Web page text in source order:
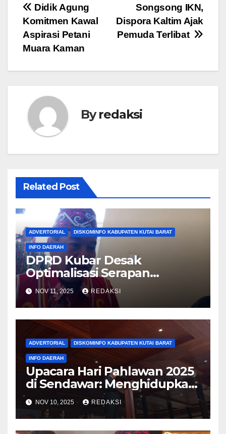
Navigasi
pos
Songsong IKN,
Dispora Kaltim Ajak
Pemuda Terlibat
Didik Agung
Komitmen Kawal
Aspirasi Petani
Muara Kaman
Byredaksi
Related Post
ADVERTORIAL DISKOMINFO KABUPATEN KUTAI BARAT
INFO DAERAH
DPRD Kubar Desak
Optimalisasi Serapan
Anggaran, Dorong OPD
Ambil Inisiatif Pembangunan
NOV 11, 2025 REDAKSI
ADVERTORIAL DISKOMINFO KABUPATEN KUTAI BARAT
INFO DAERAH
Upacara Hari Pahlawan 2025
di Sendawar: Menghidupkan
Spirit Juang dan Patriotisme
Kontemporer
NOV 10, 2025 REDAKSI